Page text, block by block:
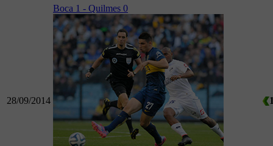
28/09/2014
Boca 1 - Quilmes 0